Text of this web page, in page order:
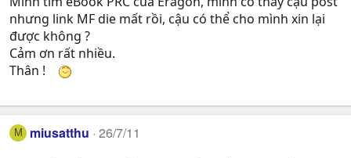
nhưng link MF die mất rồi, cậu có thể cho mình xin lại
được không ?
Cảm ơn rất nhiều.
Thân !
M miusatthu 26/7/11